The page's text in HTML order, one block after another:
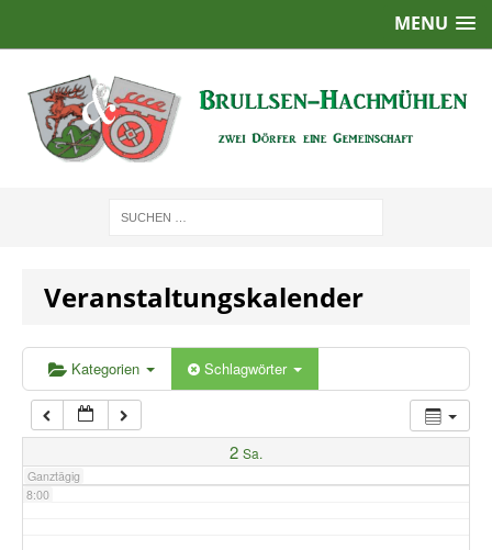
MENU
Veranstaltungskalender
Kategorien Schlagwörter
2 Sa.
Ganztägig
2:00
5:00
6:00
7:00
8:00